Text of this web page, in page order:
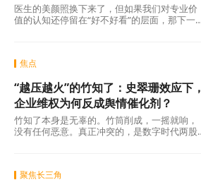
医生的美颜照换下来了，但如果我们对专业价
值的认知还停留在“好不好看”的层面，那下一
焦点
“越压越火”的竹知了：史翠珊效应下，
企业维权为何反成舆情催化剂？
竹知了本身是无辜的。竹筒削成，一摇就响，
没有任何恶意。真正冲突的，是数字时代两股
聚焦长三角